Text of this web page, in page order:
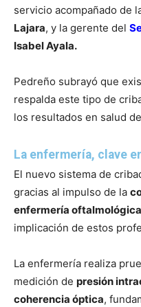
servicio acompañado de
Lajara, y la gerente del
Isabel Ayala.
Pedreño subrayó que
respalda este tipo de
los resultados en salud
La enfermería, clave
El nuevo sistema de
gracias al impulso de la
enfermería oftalmológica
implicación de estos
La enfermería realiza
medición de presión
coherencia óptica,